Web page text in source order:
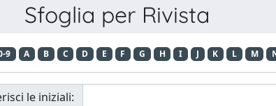
Sfoglia per Rivista
9 A B C D E F G H I J K L M
le iniziali: